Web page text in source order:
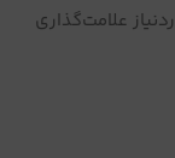
علامت‌گذاری